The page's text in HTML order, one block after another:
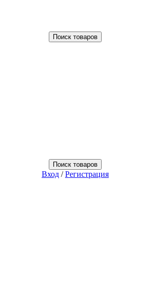
Поиск товаров
Поиск товаров
Вход /Регистрация